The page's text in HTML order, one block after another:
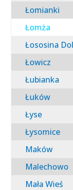
Łomianki
Łomża
Łososina
Łowicz
Łubianka
Łuków
Łyse
Łysomice
Maków
Malechowo
Mała Wieś